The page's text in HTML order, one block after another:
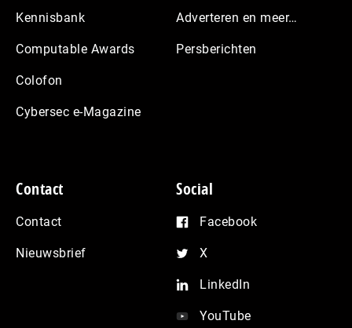
Kennisbank
Computable Awards
Colofon
Cybersec e-Magazine
Adverteren en meer…
Persberichten
Contact
Contact
Nieuwsbrief
Social
Facebook
X
LinkedIn
YouTube